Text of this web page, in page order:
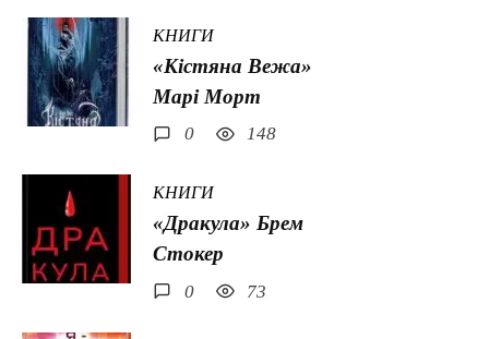
КНИГИ
«Кістяна Вежа»
Марі Морт
0 148
КНИГИ
«Дракула» Брем
Стокер
0 73